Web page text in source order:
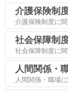
介護保険制
介護保険制度に
社会保障制
社会保障制度に
人間関係・
人間関係・職場